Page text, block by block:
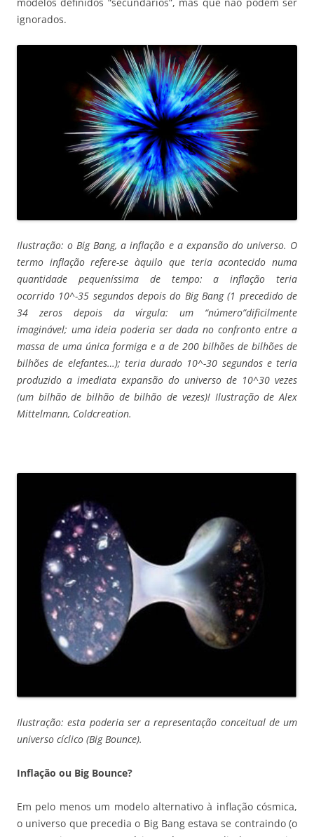
ignorados.
Ilustração: o Big Bang, a inflação e a expansão do universo. O
termo inflação refere-se àquilo que teria acontecido numa
quantidade pequeníssima de tempo: a inflação teria
ocorrido 10^-35 segundos depois do Big Bang (1 precedido de
34 zeros depois da vírgula: um “número”dificilmente
imaginável; uma ideia poderia ser dada no confronto entre a
massa de uma única formiga e a de 200 bilhões de bilhões de
bilhões de elefantes…); teria durado 10^-30 segundos e teria
produzido a imediata expansão do universo de 10^30 vezes
(um bilhão de bilhão de bilhão de vezes)! Ilustração de Alex
Mittelmann, Coldcreation.
Ilustração: esta poderia ser a representação conceitual de um
universo cíclico (Big Bounce).
Inflação ou Big Bounce?
Em pelo menos um modelo alternativo à inflação cósmica,
o universo que precedia o Big Bang estava se contraindo (o